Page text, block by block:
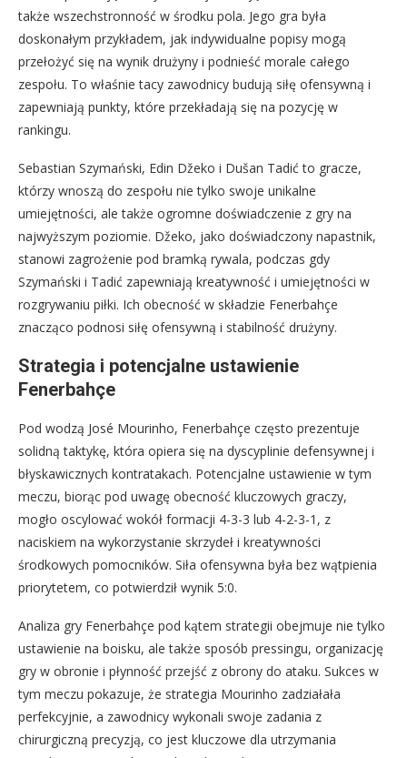
także wszechstronność w środku pola. Jego gra była
doskonałym przykładem, jak indywidualne popisy mogą
przełożyć się na wynik drużyny i podnieść morale całego
zespołu. To właśnie tacy zawodnicy budują siłę ofensywną i
zapewniają punkty, które przekładają się na pozycję w
rankingu.
Sebastian Szymański, Edin Džeko i Dušan Tadić to gracze,
którzy wnoszą do zespołu nie tylko swoje unikalne
umiejętności, ale także ogromne doświadczenie z gry na
najwyższym poziomie. Džeko, jako doświadczony napastnik,
stanowi zagrożenie pod bramką rywala, podczas gdy
Szymański i Tadić zapewniają kreatywność i umiejętności w
rozgrywaniu piłki. Ich obecność w składzie Fenerbahçe
znacząco podnosi siłę ofensywną i stabilność drużyny.
Strategia i potencjalne ustawienie
Fenerbahçe
Pod wodzą José Mourinho, Fenerbahçe często prezentuje
solidną taktykę, która opiera się na dyscyplinie defensywnej i
błyskawicznych kontratakach. Potencjalne ustawienie w tym
meczu, biorąc pod uwagę obecność kluczowych graczy,
mogło oscylować wokół formacji 4-3-3 lub 4-2-3-1, z
naciskiem na wykorzystanie skrzydeł i kreatywności
środkowych pomocników. Siła ofensywna była bez wątpienia
priorytetem, co potwierdził wynik 5:0.
Analiza gry Fenerbahçe pod kątem strategii obejmuje nie tylko
ustawienie na boisku, ale także sposób pressingu, organizację
gry w obronie i płynność przejść z obrony do ataku. Sukces w
tym meczu pokazuje, że strategia Mourinho zadziałała
perfekcyjnie, a zawodnicy wykonali swoje zadania z
chirurgiczną precyzją, co jest kluczowe dla utrzymania